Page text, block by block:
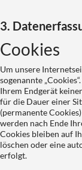
3.
Cookies
Um unsere
sogenannte
Ihrem Endgerät
für die Dauer einer
(permanente
werden nach Ende
Cookies bleiben auf
löschen oder eine
erfolgt.